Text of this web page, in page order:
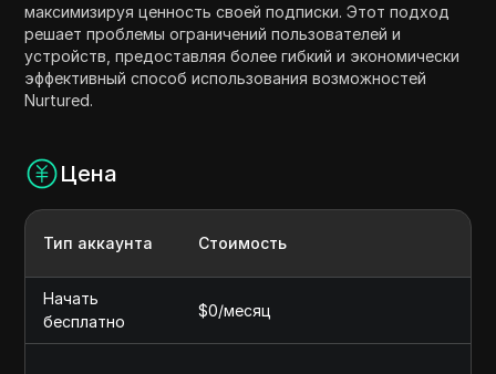
максимизируя ценность своей подписки. Этот подход
решает проблемы ограничений пользователей и
устройств, предоставляя более гибкий и экономически
эффективный способ использования возможностей
Nurtured.
Цена
Тип аккаунта Стоимость
Начать
бесплатно
$0/месяц